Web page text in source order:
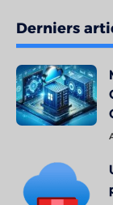
Derniers